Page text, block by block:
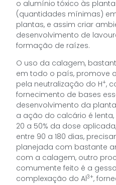
o alumínio tóxico às
(quantidades mínimas)
plantas, e assim criar
desenvolvimento de
formação de raízes.
O uso da calagem,
em todo o país, promove
pela neutralização do H+,
fornecimento de bases
desenvolvimento da
a ação do calcário é
20 a 50% da dose
entre 90 a 180 dias,
planejada com bastante
com a calagem, outro
comumente feito é a
complexação do Al3+,